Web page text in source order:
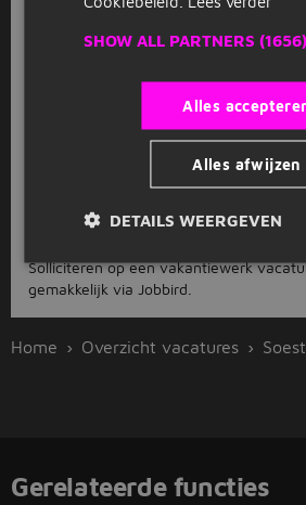
zijn er in Soest?
Er staan op dit moment 165
open. Solliciteer direct via Jobbird!
vakantiewerk
Solliciteren op een vakantiewerk
gemakkelijk via Jobbird.
Home Overzicht vacatures Soest
Gerelateerde functies
SHOW ALL PARTNERS
Alles
Alles afwijzen
DETAILS WEERGEVEN